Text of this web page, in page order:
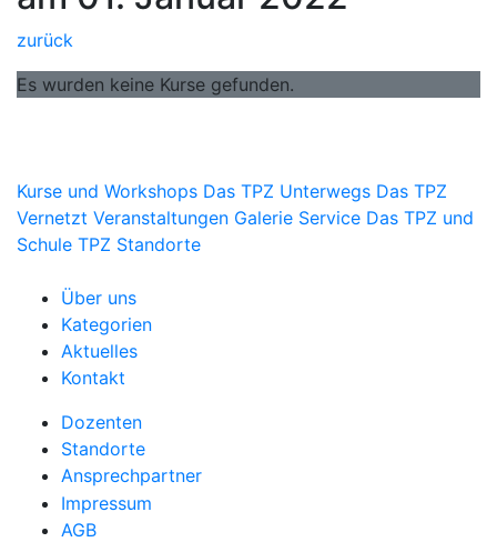
zurück
Es wurden keine Kurse gefunden.
Kurse und Workshops Das TPZ Unterwegs Das TPZ
Vernetzt Veranstaltungen Galerie Service Das TPZ und
Schule TPZ Standorte
Über uns
Kategorien
Aktuelles
Kontakt
Dozenten
Standorte
Ansprechpartner
Impressum
AGB